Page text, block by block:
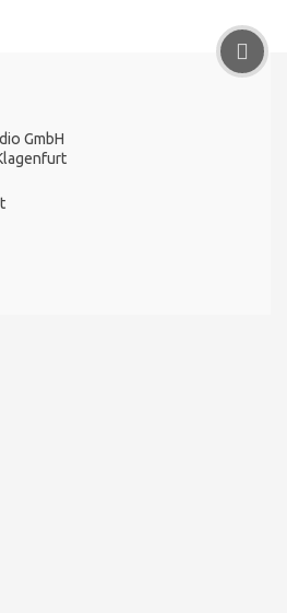
GmbH